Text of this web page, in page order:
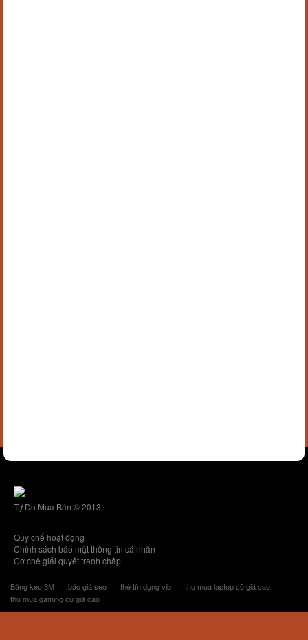
Tự Do Mua Bán © 2013
Quy chế hoạt động
Chính sách bảo mật thông tin cá nhân
Cơ chế giải quyết tranh chấp
Băng keo 3M báo giá seo thẻ tín dụng vib
thu mua laptop cũ giá cao
thu mua gaming cũ giá cao